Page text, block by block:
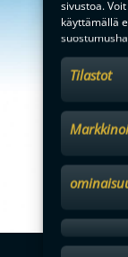
sivustoa.
käyttämällä
Tilastot